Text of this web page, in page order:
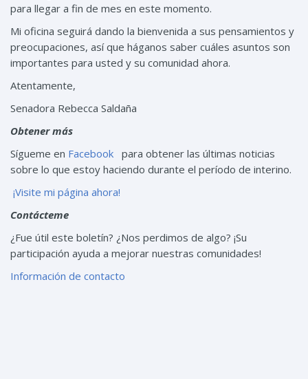
para llegar a fin de mes en este momento.
Mi oficina seguirá dando la bienvenida a sus pensamientos y
preocupaciones, así que háganos saber cuáles asuntos son
importantes para usted y su comunidad ahora.
Atentamente,
Senadora Rebecca Saldaña
Obtener más
Sígueme en Facebook para obtener las últimas noticias
sobre lo que estoy haciendo durante el período de interino.
¡Visite mi página ahora!
Contácteme
¿Fue útil este boletín? ¿Nos perdimos de algo? ¡Su
participación ayuda a mejorar nuestras comunidades!
Información de contacto